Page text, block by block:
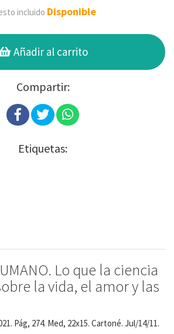
incluido Disponible
Añadir al carrito
Compartir:
Etiquetas:
Lo que la ciencia
la vida, el amor y las
Pág, 274. Med, 22x15. Cartoné. Jul/14/11.